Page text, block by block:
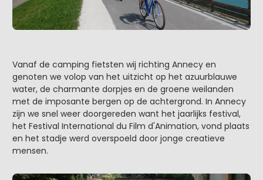
Vanaf de camping fietsten wij richting Annecy en
genoten we volop van het uitzicht op het azuurblauwe
water, de charmante dorpjes en de groene weilanden
met de imposante bergen op de achtergrond. In Annecy
zijn we snel weer doorgereden want het jaarlijks festival,
het Festival International du Film d'Animation, vond plaats
en het stadje werd overspoeld door jonge creatieve
mensen.